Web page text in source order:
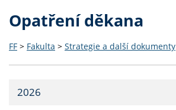
Opatření děkana
FF > Fakulta > Strategie a další dokumenty
2026